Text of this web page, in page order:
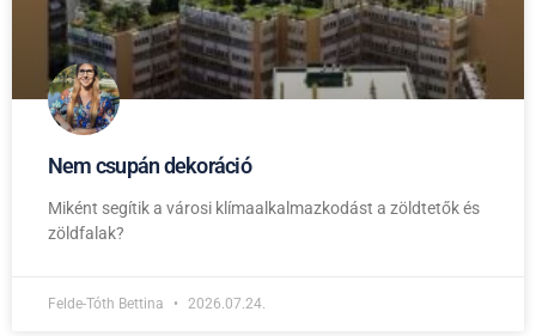
Nem csupán dekoráció
Miként segítik a városi klímaalkalmazkodást a zöldtetők és
zöldfalak?
Felde-Tóth Bettina 2026.07.24.